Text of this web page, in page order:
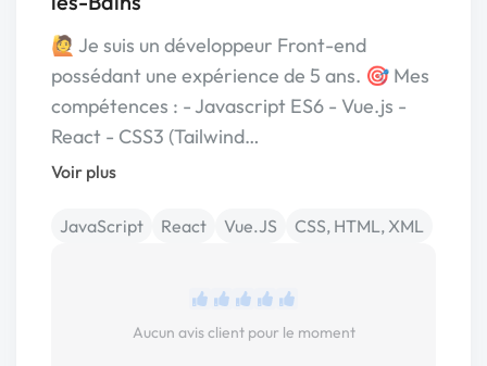
🙋 Je suis un développeur Front-end
possédant une expérience de 5 ans. 🎯 Mes
compétences : - Javascript ES6 - Vue.js -
React - CSS3 (Tailwind…
Voir plus
JavaScript React Vue.JS CSS, HTML, XML
Aucun avis client pour le moment